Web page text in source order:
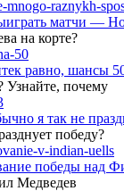
матчи —
на корте?
равно, шансы
Узнайте, почему
я так не
победу?
победы над
Медведев